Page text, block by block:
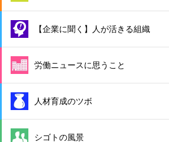
【企業に聞く】人が活きる組織
労働ニュースに思うこと
人材育成のツボ
シゴトの風景